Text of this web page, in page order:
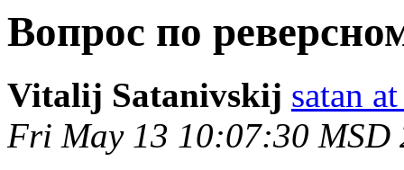
Вопрос по
Vitalij Satanivskij satan
Fri May 13 10:07:30 MSD